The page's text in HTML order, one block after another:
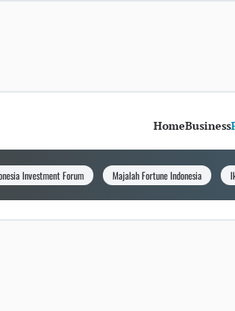
HomeBusiness
Investment Forum Majalah Fortune Indonesia